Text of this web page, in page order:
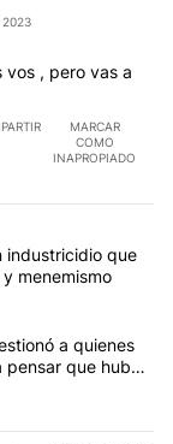
llegó y ya se
la segunda
2023
vos , pero vas a
MARCAR
COMO
INAPROPIADO
en los
histórico de
industricidio que
menemismo
a Jorge
a quienes
pensar que hubo